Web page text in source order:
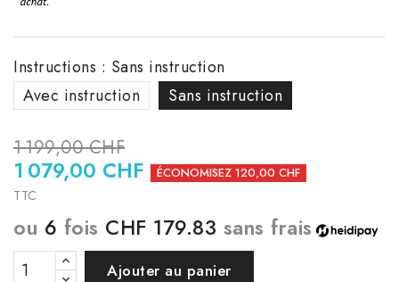
Instructions : Sans instruction
Avec instruction
Sans instruction
1 199,00 CHF
1 079,00 CHF ÉCONOMISEZ 120,00 CHF
TTC
ou 6 fois CHF 179.83 sans frais
Ajouter au panier